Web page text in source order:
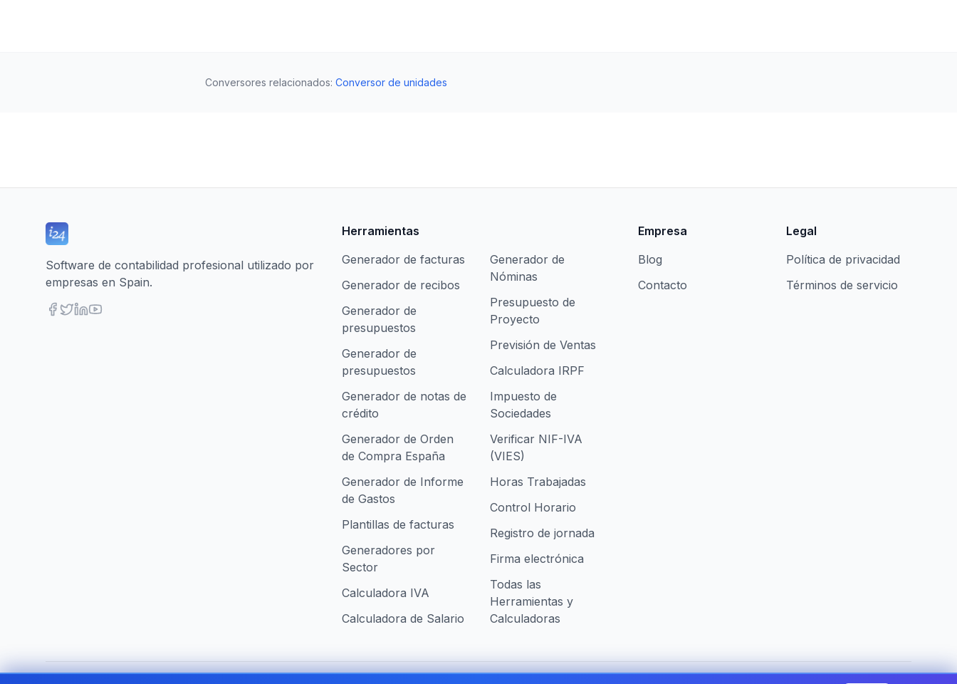
Conversores relacionados: Conversor de unidades
Software de contabilidad profesional utilizado por
empresas en Spain.
Herramientas
Generador de facturas
Generador de recibos
Generador de
presupuestos
Generador de
presupuestos
Generador de notas de
crédito
Generador de Orden
de Compra España
Generador de Informe
de Gastos
Plantillas de facturas
Generadores por
Sector
Calculadora IVA
Calculadora de Salario
Generador de
Nóminas
Presupuesto de
Proyecto
Previsión de Ventas
Calculadora IRPF
Impuesto de
Sociedades
Verificar NIF-IVA
(VIES)
Horas Trabajadas
Control Horario
Registro de jornada
Firma electrónica
Todas las
Herramientas y
Calculadoras
Empresa
Blog
Contacto
Legal
Política de privacidad
Términos de servicio